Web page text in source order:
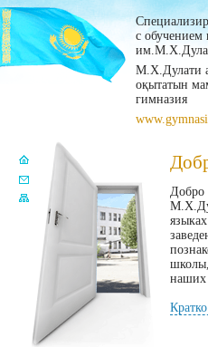
с обучением
М.Х.Дулати
оқытатын
гимназия
Добро
школы,
наших